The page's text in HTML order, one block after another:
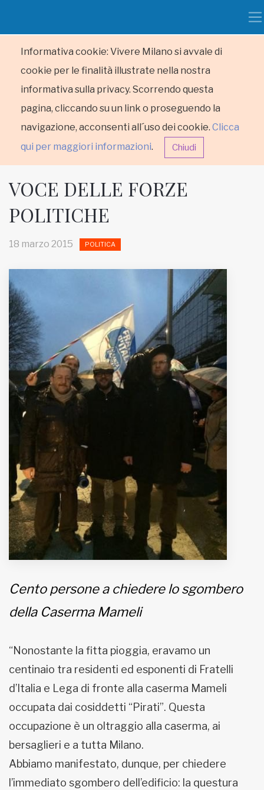
Informativa cookie: Vivere Milano si avvale di
cookie per le finalità illustrate nella nostra
informativa sulla privacy. Scorrendo questa
pagina, cliccando su un link o proseguendo la
navigazione, acconsenti all´uso dei cookie. Clicca
qui per maggiori informazioni. Chiudi
HOME
Inviateci le vostre segnalazioni
Iscriviti alla newsletter
www.viveremilano.info
Fondato e diretto da Enzo De
Bernardis
EDB edizioni - Via Brivio angolo C.
Imbonati, 89 20159 Milano (Italia)
Informativa sulla privacy
VOCE DELLE FORZE
POLITICHE
18 marzo 2015 POLITICA
Cento persone a chiedere lo sgombero
della Caserma Mameli
“Nonostante la fitta pioggia, eravamo un
centinaio tra residenti ed esponenti di Fratelli
d’Italia e Lega di fronte alla caserma Mameli
occupata dai cosiddetti “Pirati”. Questa
occupazione è un oltraggio alla caserma, ai
bersaglieri e a tutta Milano.
Abbiamo manifestato, dunque, per chiedere
l’immediato sgombero dell’edificio: la questura